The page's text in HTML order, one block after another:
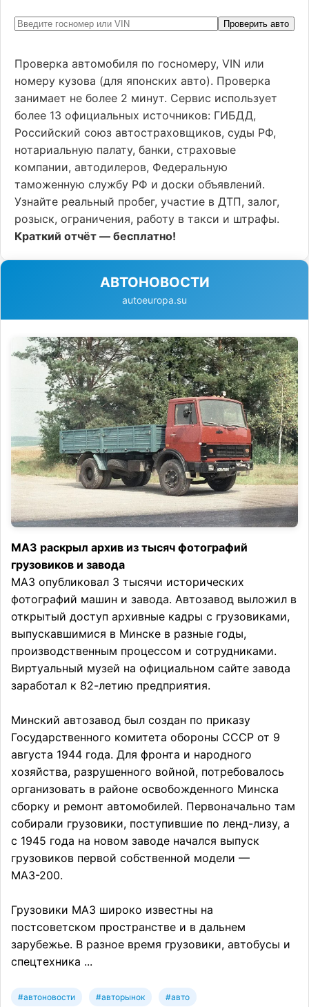
Проверить авто
Проверка автомобиля по госномеру, VIN или
номеру кузова (для японских авто). Проверка
занимает не более 2 минут. Сервис использует
более 13 официальных источников: ГИБДД,
Российский союз автостраховщиков, суды РФ,
нотариальную палату, банки, страховые
компании, автодилеров, Федеральную
таможенную службу РФ и доски объявлений.
Узнайте реальный пробег, участие в ДТП, залог,
розыск, ограничения, работу в такси и штрафы.
Краткий отчёт — бесплатно!
АВТОНОВОСТИ
autoeuropa.su
МАЗ раскрыл архив из тысяч фотографий
грузовиков и завода
МАЗ опубликовал 3 тысячи исторических
фотографий машин и завода. Автозавод выложил в
открытый доступ архивные кадры с грузовиками,
выпускавшимися в Минске в разные годы,
производственным процессом и сотрудниками.
Виртуальный музей на официальном сайте завода
заработал к 82-летию предприятия.
Минский автозавод был создан по приказу
Государственного комитета обороны СССР от 9
августа 1944 года. Для фронта и народного
хозяйства, разрушенного войной, потребовалось
организовать в районе освобожденного Минска
сборку и ремонт автомобилей. Первоначально там
собирали грузовики, поступившие по ленд-лизу, а
с 1945 года на новом заводе начался выпуск
грузовиков первой собственной модели —
МАЗ-200.
Грузовики МАЗ широко известны на
постсоветском пространстве и в дальнем
зарубежье. В разное время грузовики, автобусы и
спецтехника ...
#автоновости #авторынок #авто